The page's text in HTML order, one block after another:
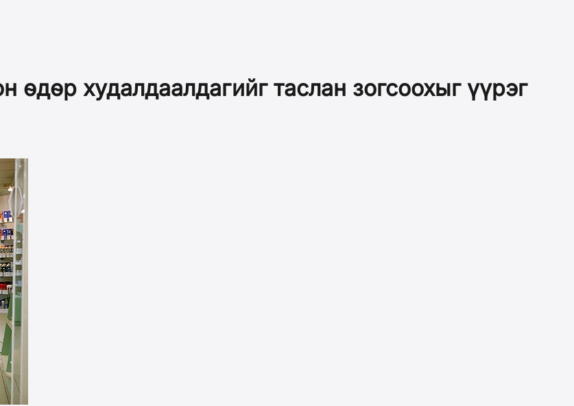
өдөр худалдаалдагийг таслан зогсоохыг үүрэг